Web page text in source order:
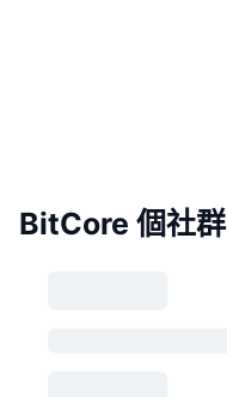
BitCore 個社群